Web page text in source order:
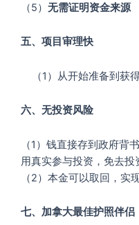
（5） 无需证明资金来源
五、项目审理快
（1）从开始准备到获
六、无投资风险
（1）钱直接存到政府背
用真实参与投资，免去投
（2）本金可以取回，实
七、加拿大最佳护照伴侣